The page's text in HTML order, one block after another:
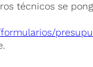
técnicos se